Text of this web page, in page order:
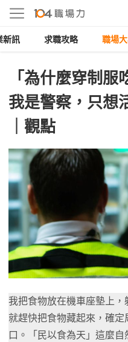
新訊 求職攻略 職場
「為什麼穿制服
我是警察，只想
｜觀點
我把食物放在機車座墊上，
就趕快把食物藏起來，確
口。「民以食為天」這麼